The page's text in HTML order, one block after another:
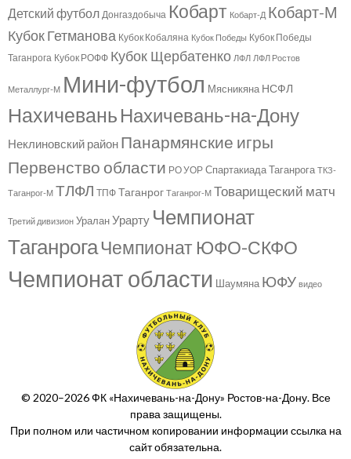
Детский футбол Донгаздобыча Кобарт Кобарт-Д Кобарт-М
Кубок Гетманова Кубок Кобаляна Кубок Победы Кубок Победы
Таганрога Кубок РОФФ Кубок Щербатенко ЛФЛ ЛФЛ Ростов
Металлург-М Мини-футбол Мясникяна НСФЛ
Нахичевань Нахичевань-на-Дону
Неклиновский район Панармянские игры
Первенство области РО УОР Спартакиада Таганрога ТКЗ-
Таганрог-М ТЛФЛ ТПФ Таганрог Таганрог-М Товарищеский матч
Третий дивизион УраланУрарту Чемпионат
ТаганрогаЧемпионат ЮФО-СКФО
Чемпионат области Шаумяна ЮФУ видео
© 2020–2026 ФК «Нахичевань-на-Дону» Ростов-на-Дону. Все
права защищены.
При полном или частичном копировании информации ссылка на
сайт обязательна.